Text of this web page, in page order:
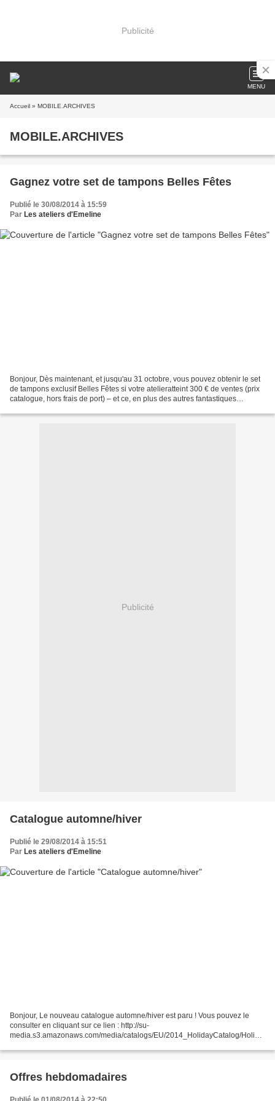
Publicité
MENU
Accueil » MOBILE.ARCHIVES
MOBILE.ARCHIVES
Gagnez votre set de tampons Belles Fêtes
Publié le 30/08/2014 à 15:59
Par Les ateliers d'Emeline
Bonjour, Dès maintenant, et jusqu'au 31 octobre, vous pouvez obtenir le set
de tampons exclusif Belles Fêtes si votre atelieratteint 300 € de ventes (prix
catalogue, hors frais de port) – et ce, en plus des autres fantastiques
Publicité
Catalogue automne/hiver
Publié le 29/08/2014 à 15:51
Par Les ateliers d'Emeline
Bonjour, Le nouveau catalogue automne/hiver est paru ! Vous pouvez le
consulter en cliquant sur ce lien : http://su-
media.s3.amazonaws.com/media/catalogs/EU/2014_HolidayCatalog/Holida
Offres hebdomadaires